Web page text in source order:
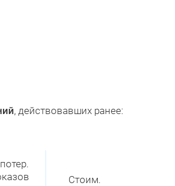
, действовавших ранее:
Стоим.